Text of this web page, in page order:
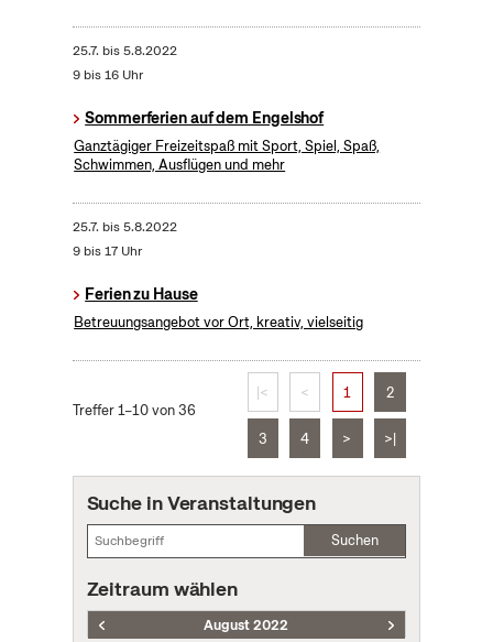
25.7. bis5.8.2022
9 bis 16 Uhr
Sommerferien auf dem Engelshof
Ganztägiger Freizeitspaß mit Sport, Spiel, Spaß,
Schwimmen, Ausflügen und mehr
25.7. bis5.8.2022
9 bis 17 Uhr
Ferien zu Hause
Betreuungsangebot vor Ort, kreativ, vielseitig
Treffer 1–10 von 36
|< < 1 2
3 4 > >|
Suche in Veranstaltungen
Suchen
Zeitraum wählen
August 2022